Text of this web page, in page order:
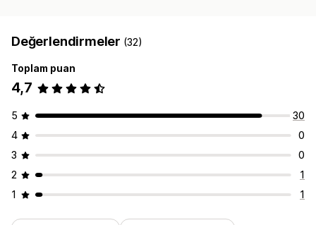
Değerlendirmeler (32)
Toplam puan
4,7
5
30
4
0
3
0
2
1
1
1